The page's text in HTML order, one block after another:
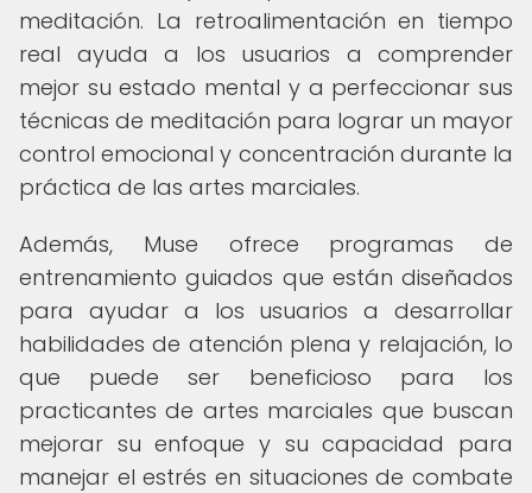
meditación. La retroalimentación en tiempo
real ayuda a los usuarios a comprender
mejor su estado mental y a perfeccionar sus
técnicas de meditación para lograr un mayor
control emocional y concentración durante la
práctica de las artes marciales.
Además, Muse ofrece programas de
entrenamiento guiados que están diseñados
para ayudar a los usuarios a desarrollar
habilidades de atención plena y relajación, lo
que puede ser beneficioso para los
practicantes de artes marciales que buscan
mejorar su enfoque y su capacidad para
manejar el estrés en situaciones de combate